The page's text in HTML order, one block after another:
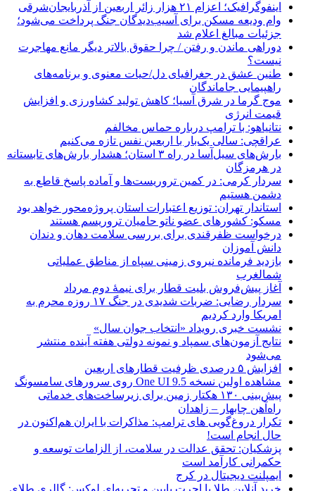
اینفوگرافیک؛ اعزام ۲۱ هزار زائر اربعین از آذربایجان‌شرقی
وام ودیعه مسکن برای آسیب‌دیدگان جنگ پرداخت می‌شود؛
جزئیات مبالغ اعلام شد
دوراهی ماندن و رفتن / چرا حقوق بالاتر دیگر مانع مهاجرت
نیست؟
طنین عشق در جغرافیای دل/حیات معنوی و برنامه‌های
راهپیمایی جاماندگان
موج گرما در شرق آسیا؛ کاهش تولید کشاورزی و افزایش
قیمت انرژی
نتانیاهو: با ترامپ درباره حماس مخالفم
عراقچی: سالی یک‌بار با اربعین نفس تازه می‌کنیم
بارش‌های سیل‌آسا در راه ۳ استان؛ هشدار بارش‌های تابستانه
در هرمزگان
سردار کرمی: در کمین تروریست‌ها و آماده پاسخ قاطع به
دشمن هستیم
استاندار تهران: توزیع اعتبارات استان پروژه‌محور خواهد بود
مسکو: کشورهای عضو ناتو حامیان تروریسم هستند
درخواست ظفرقندی برای بررسی سلامت دهان و دندان
دانش آموزان
بازدید فرمانده نیروی زمینی سپاه از مناطق عملیاتی
شمالغرب
آغاز پیش‌فروش بلیت قطار برای نیمۀ دوم مرداد
سردار رضایی: ضربات شدیدی در جنگ ۱۷ روزه محرم به
امریکا وارد کردیم
نشست خبری رویداد «انتخاب جوان سال»
نتایج آزمون‌های سمپاد و نمونه دولتی هفته آینده منتشر
می‌شود
افزایش ۵ درصدی ظرفیت قطارهای اربعین
مشاهده اولین نسخه One UI 9.5 روی سرورهای سامسونگ
پیش‌بینی ۱۳۰ هکتار زمین برای زیرساخت‌های خدماتی
راه‌آهن چابهار – زاهدان
تکرار دروغ‌گویی های ترامپ: مذاکرات با ایران هم‌اکنون در
حال انجام است!
پزشکیان: تحقق عدالت در سلامت، از الزامات توسعه و
حکمرانی کارآمد است
ایمپلنت دیجیتال در کرج
خرید آنلاین طلا با اجرت پایین و تجربه‌ای لوکس: گالری طلای